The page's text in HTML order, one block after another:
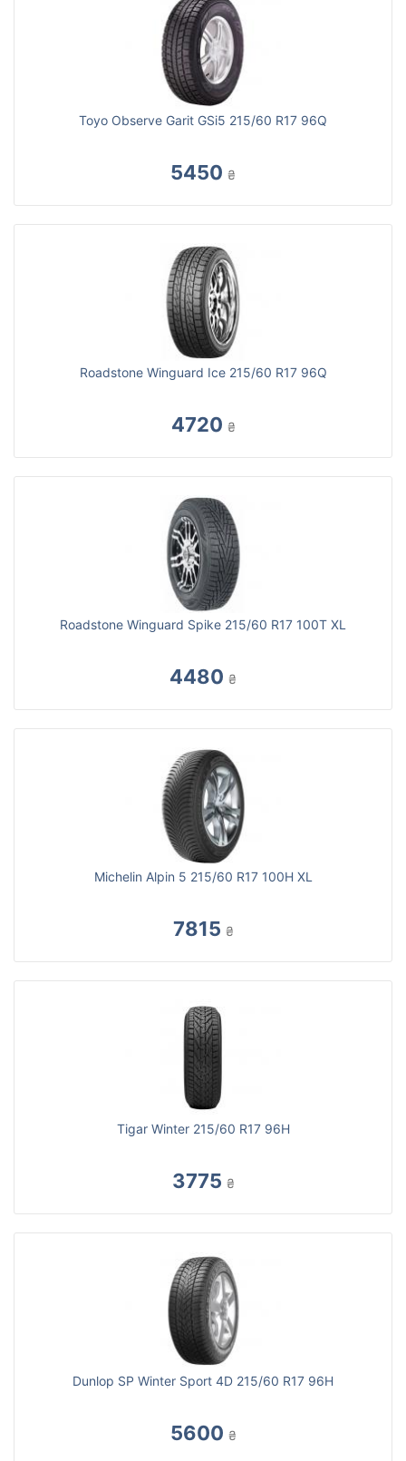
Toyo Observe Garit GSi5 215/60 R17 96Q
5450 ₴
Roadstone Winguard Ice 215/60 R17 96Q
4720 ₴
Roadstone Winguard Spike 215/60 R17 100T XL
4480 ₴
Michelin Alpin 5 215/60 R17 100H XL
7815 ₴
Tigar Winter 215/60 R17 96H
3775 ₴
Dunlop SP Winter Sport 4D 215/60 R17 96H
5600 ₴